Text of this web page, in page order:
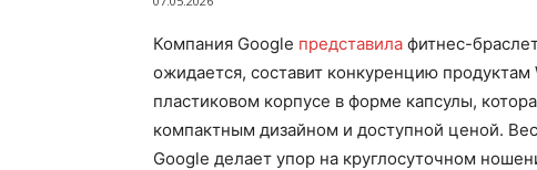
Компания Google представила фитнес-
ожидается, составит конкуренцию
пластиковом корпусе в форме капсулы,
компактным дизайном и доступной ценой.
Google делает упор на круглосуточном